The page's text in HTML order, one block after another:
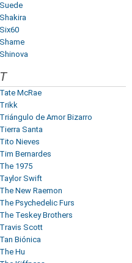
Suede
Shakira
Six60
Shame
Shinova
T
Tate McRae
Trikk
Triángulo de Amor Bizarro
Tierra Santa
Tito Nieves
Tim Bernardes
The 1975
Taylor Swift
The New Raemon
The Psychedelic Furs
The Teskey Brothers
Travis Scott
Tan Biónica
The Hu